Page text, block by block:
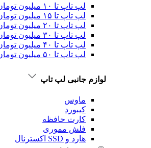
لپ تاپ تا ۱۰ میلیون تومان
لپ تاپ تا ۱۵ میلیون تومان
لپ تاپ تا ۲۰ میلیون تومان
لپ تاپ تا ۳۰ میلیون تومان
لپ تاپ تا ۴۰ میلیون تومان
لپ تاپ تا ۵۰ میلیون تومان
لوازم جانبی لپ تاپ
ماوس
کیبورد
کارت حافظه
فلش مموری
هارد و SSD اکسترنال